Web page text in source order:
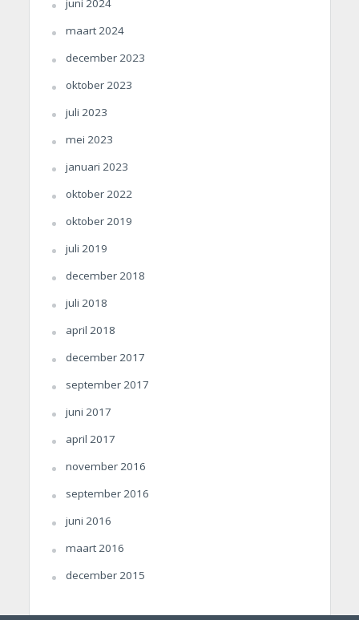
juni 2024
maart 2024
december 2023
oktober 2023
juli 2023
mei 2023
januari 2023
oktober 2022
oktober 2019
juli 2019
december 2018
juli 2018
april 2018
december 2017
september 2017
juni 2017
april 2017
november 2016
september 2016
juni 2016
maart 2016
december 2015